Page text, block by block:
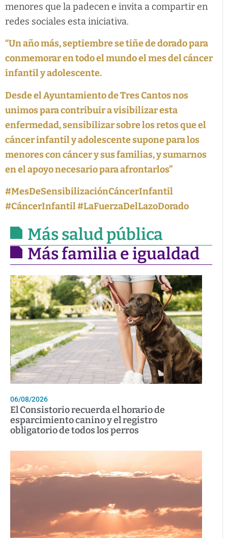
menores que la padecen e invita a compartir en
redes sociales esta iniciativa.
“Un año más, septiembre se tiñe de dorado para
conmemorar en todo el mundo el mes del cáncer
infantil y adolescente.
Desde el Ayuntamiento de Tres Cantos nos
unimos para contribuir a visibilizar esta
enfermedad, sensibilizar sobre los retos que el
cáncer infantil y adolescente supone para los
menores con cáncer y sus familias, y sumarnos
en el apoyo necesario para afrontarlos”
#MesDeSensibilizaciónCáncerInfantil
#CáncerInfantil #LaFuerzaDelLazoDorado
Más salud pública
Más familia e igualdad
06/08/2026
El Consistorio recuerda el horario de
esparcimiento canino y el registro
obligatorio de todos los perros